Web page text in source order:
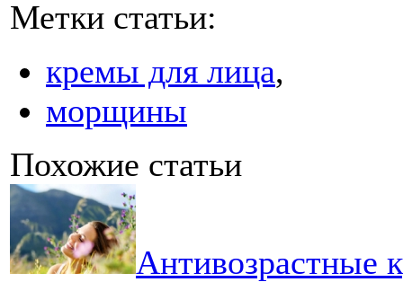
Метки статьи:
кремы для лица,
морщины
Похожие статьи
Антивозрастные